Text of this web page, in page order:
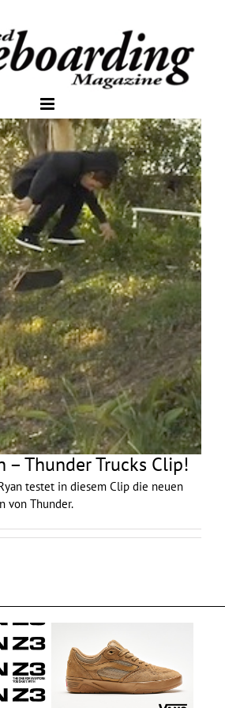
– Thunder Trucks Clip!
testet in diesem Clip die neuen
von Thunder.